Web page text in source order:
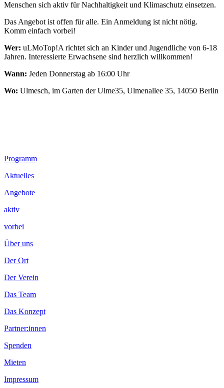
Menschen sich aktiv für Nachhaltigkeit und Klimaschutz einsetzen.
Das Angebot ist offen für alle. Ein Anmeldung ist nicht nötig.
Komm einfach vorbei!
Wer: uLMoTop!A richtet sich an Kinder und Jugendliche von 6-18
Jahren. Interessierte Erwachsene sind herzlich willkommen!
Wann: Jeden Donnerstag ab 16:00 Uhr
Wo: Ulmesch, im Garten der Ulme35, Ulmenallee 35, 14050 Berlin
Footer
Inhalt
Programm
Aktuelles
Angebote
aktiv
vorbei
Über uns
Der Ort
Der Verein
Das Team
Das Konzept
Partner:innen
Spenden
Mieten
Impressum